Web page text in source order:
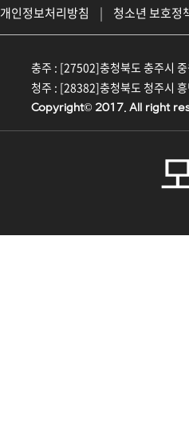
개인정보처리방침 |
청소년 보호정
충주 : [27502]충청북도 충주시
청주 : [28382]충청북도 청주시
Copyright© 2017. All right